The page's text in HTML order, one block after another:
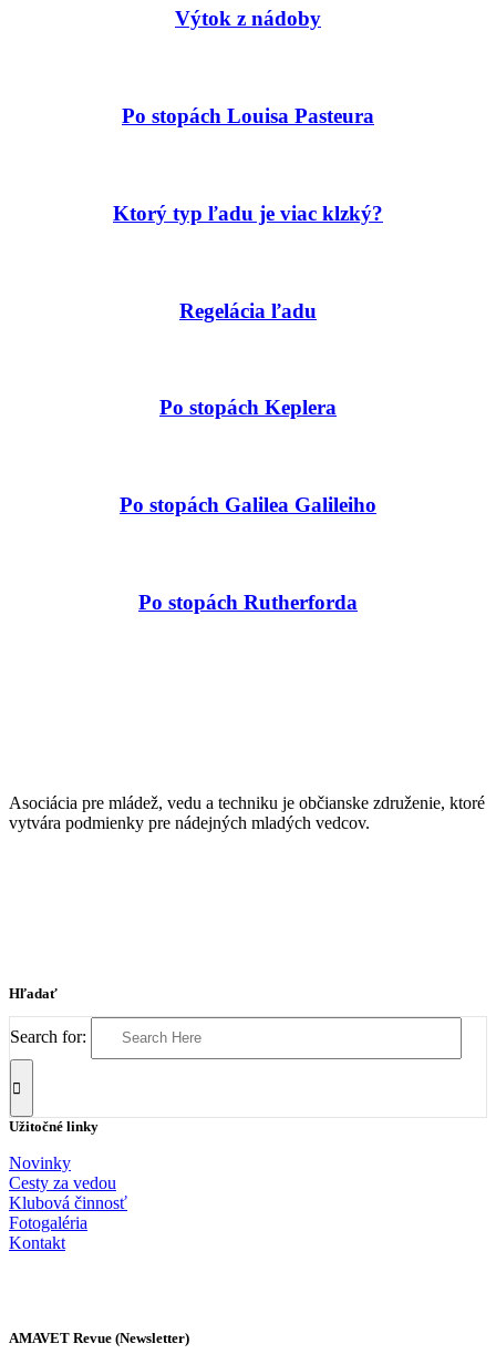
Výtok z nádoby
Po stopách Louisa Pasteura
Ktorý typ ľadu je viac klzký?
Regelácia ľadu
Po stopách Keplera
Po stopách Galilea Galileiho
Po stopách Rutherforda
Asociácia pre mládež, vedu a techniku je občianske združenie, ktoré
vytvára podmienky pre nádejných mladých vedcov.
Hľadať
Search for:
Užitočné linky
Novinky
Cesty za vedou
Klubová činnosť
Fotogaléria
Kontakt
AMAVET Revue (Newsletter)